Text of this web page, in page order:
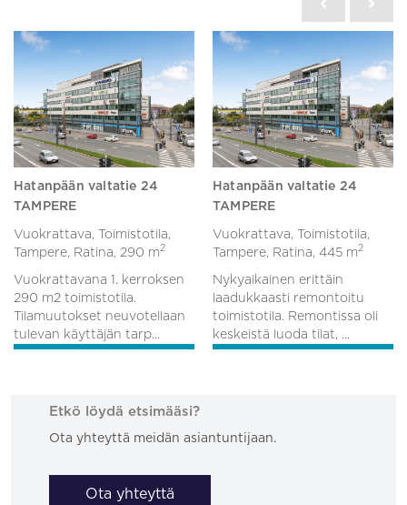
Hatanpään valtatie 24
TAMPERE
Vuokrattava, Toimistotila,
Tampere, Ratina, 290 m2
Vuokrattavana 1. kerroksen
290 m2 toimistotila.
Tilamuutokset neuvotellaan
tulevan käyttäjän tarp...
Hatanpään valtatie 24
TAMPERE
Vuokrattava, Toimistotila,
Tampere, Ratina, 445 m2
Nykyaikainen erittäin
laadukkaasti remontoitu
toimistotila. Remontissa oli
keskeistä luoda tilat, ...
Etkö löydä etsimääsi?
Ota yhteyttä meidän asiantuntijaan.
Ota yhteyttä